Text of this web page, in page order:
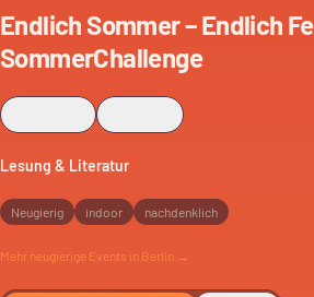
Endlich Sommer – Endlich
SommerChallenge
Lesung & Literatur
Neugierig indoor nachdenklich
Mehr neugierige Events in Berlin →